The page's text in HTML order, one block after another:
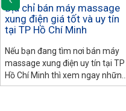
Địa chỉ bán máy massage
xung điện giá tốt và uy tín
tại TP Hồ Chí Minh
Nếu bạn đang tìm nơi bán máy
massage xung điện uy tín tại TP
Hồ Chí Minh thì xem ngay những
địa điểm được gợi ý trong bài